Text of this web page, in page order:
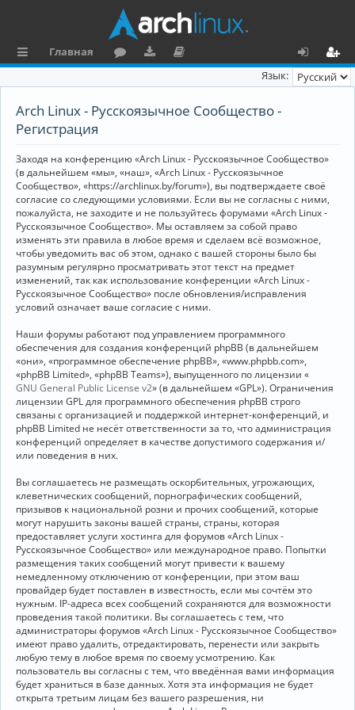
л
и
Главная
н
та
ц
и
я
х
ег
Язык:
Arch Linux - Русскоязычное Сообщество -
Регистрация
Заходя на конференцию «Arch Linux - Русскоязычное Сообщество»
(в дальнейшем «мы», «наш», «Arch Linux - Русскоязычное
Сообщество», «https://archlinux.by/forum»), вы подтверждаете своё
согласие со следующими условиями. Если вы не согласны с ними,
пожалуйста, не заходите и не пользуйтесь форумами «Arch Linux -
Русскоязычное Сообщество». Мы оставляем за собой право
изменять эти правила в любое время и сделаем всё возможное,
чтобы уведомить вас об этом, однако с вашей стороны было бы
разумным регулярно просматривать этот текст на предмет
изменений, так как использование конференции «Arch Linux -
Русскоязычное Сообщество» после обновления/исправления
условий означает ваше согласие с ними.
Наши форумы работают под управлением программного
обеспечения для создания конференций phpBB (в дальнейшем
«они», «программное обеспечение phpBB», «www.phpbb.com»,
«phpBB Limited», «phpBB Teams»), выпущенного по лицензии «
GNU General Public License v2» (в дальнейшем «GPL»). Ограничения
лицензии GPL для программного обеспечения phpBB строго
связаны с организацией и поддержкой интернет-конференций, и
phpBB Limited не несёт ответственности за то, что администрация
конференций определяет в качестве допустимого содержания и/
или поведения в них.
Вы соглашаетесь не размещать оскорбительных, угрожающих,
клеветнических сообщений, порнографических сообщений,
призывов к национальной розни и прочих сообщений, которые
могут нарушить законы вашей страны, страны, которая
предоставляет услуги хостинга для форумов «Arch Linux -
Русскоязычное Сообщество» или международное право. Попытки
размещения таких сообщений могут привести к вашему
немедленному отключению от конференции, при этом ваш
провайдер будет поставлен в известность, если мы сочтём это
нужным. IP-адреса всех сообщений сохраняются для возможности
проведения такой политики. Вы соглашаетесь с тем, что
администраторы форумов «Arch Linux - Русскоязычное Сообщество»
имеют право удалить, отредактировать, перенести или закрыть
любую тему в любое время по своему усмотрению. Как
пользователь вы согласны с тем, что введённая вами информация
будет храниться в базе данных. Хотя эта информация не будет
открыта третьим лицам без вашего разрешения, ни